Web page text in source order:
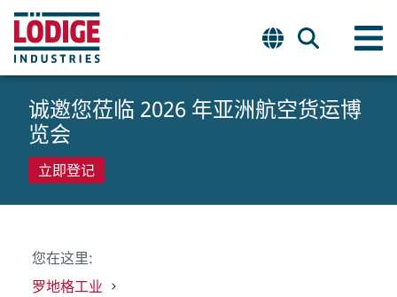
诚邀您莅临 2026 年亚洲航空货运博
览会
立即登记
您在这里:
罗地格工业